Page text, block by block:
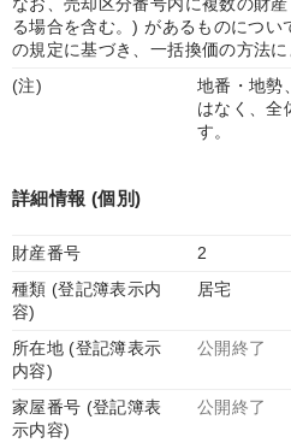
る場合を含む。) があるものにつ
の規定に基づき、一括換価の方法に
(注)
地番・地勢
はなく、全
す。
詳細情報 (個別)
財産番号
2
種類 (登記簿表示内
容)
居宅
所在地 (登記簿表示
内容)
公開終了
家屋番号 (登記簿表
示内容)
公開終了